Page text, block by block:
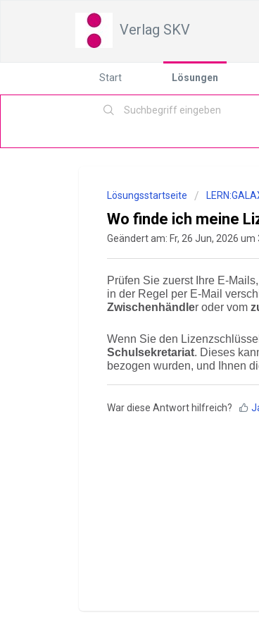
Verlag SKV
Start Lösungen
Lösungsstartseite
Wo finde ich meine
Geändert am: Fr, 26 Jun, 2026 um
Prüfen Sie zuerst Ihre E-
in der Regel per E-Mail
Zwischenhändler oder vom
Wenn Sie den
Schulsekretariat. Dieses
bezogen wurden, und Ihnen
War diese Antwort hilfreich?